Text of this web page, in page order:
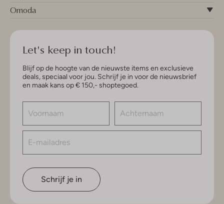
Omoda
Let's keep in touch!
Blijf op de hoogte van de nieuwste items en exclusieve
deals, speciaal voor jou. Schrijf je in voor de nieuwsbrief
en maak kans op € 150,- shoptegoed.
Schrijf je in